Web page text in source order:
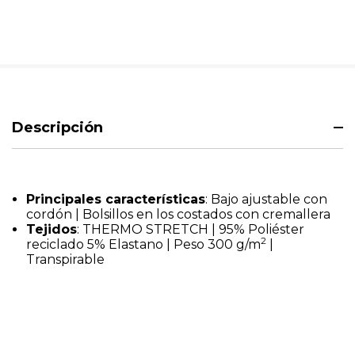
Descripción
Principales características: Bajo ajustable con
cordón | Bolsillos en los costados con cremallera
Tejidos: THERMO STRETCH | 95% Poliéster
reciclado 5% Elastano | Peso 300 g/m2
Transpirable